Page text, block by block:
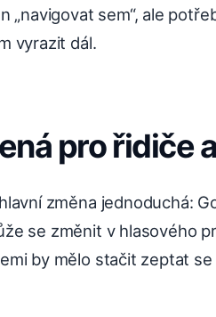
„navigovat sem“, ale
vyrazit dál.
pro řidiče
změna jednoduchá:
se změnit v hlasového
by mělo stačit zeptat